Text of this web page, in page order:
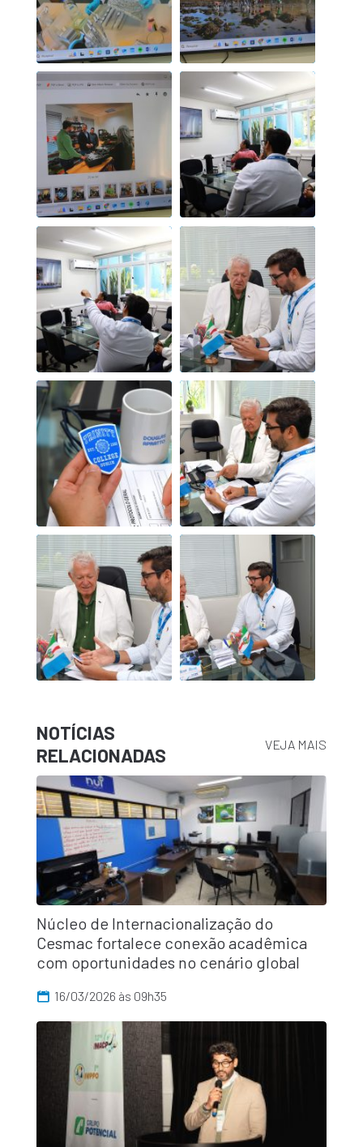
NOTÍCIAS
RELACIONADAS
VEJA MAIS
Núcleo de Internacionalização do
Cesmac fortalece conexão acadêmica
com oportunidades no cenário global
16/03/2026 às 09h35